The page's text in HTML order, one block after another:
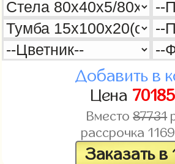
Добавить в
Цена 70185
Вместо87731
рассрочка
Заказать в